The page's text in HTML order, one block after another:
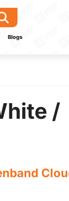
Blogs
/